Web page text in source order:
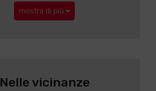
mostra di più
Nelle vicinanze